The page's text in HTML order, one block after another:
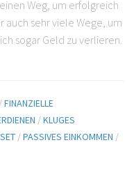
Weg, um erfolgreich
auch sehr viele Wege, um
sogar Geld zu verlieren.
/FINANZIELLE
/KLUGES
/PASSIVES EINKOMMEN /